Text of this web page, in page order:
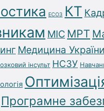
ЕСОЗ КТ
МІС МРТ
Медицина України
інсульт НСЗУ
Програмне